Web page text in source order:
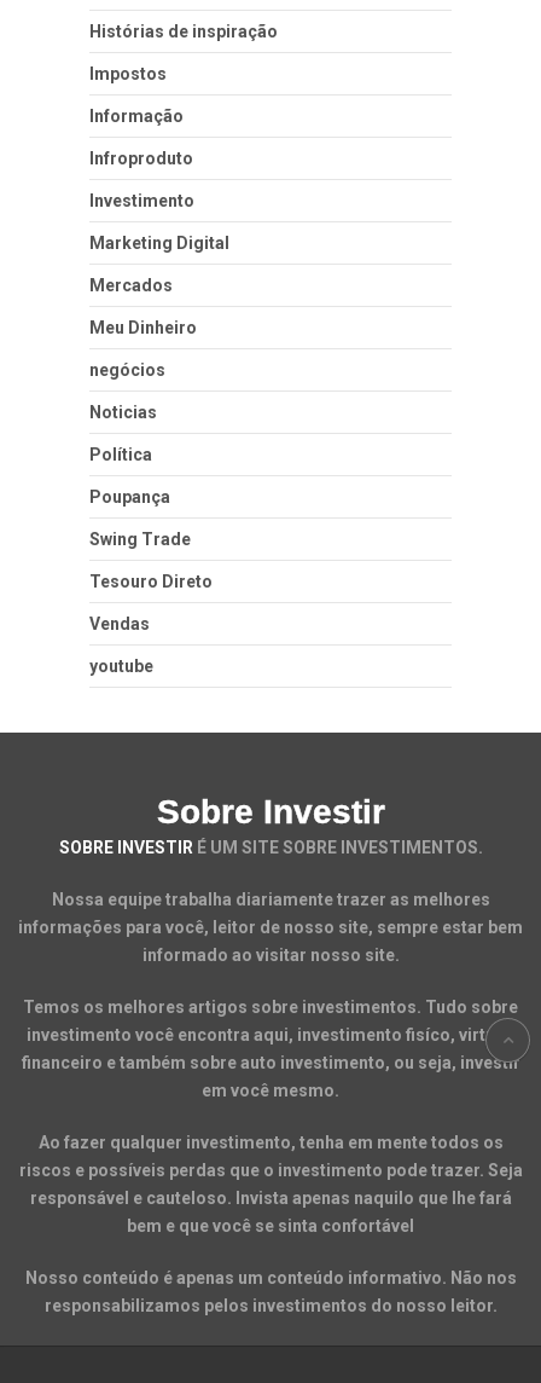
Histórias de inspiração
Impostos
Informação
Infroproduto
Investimento
Marketing Digital
Mercados
Meu Dinheiro
negócios
Noticias
Política
Poupança
Swing Trade
Tesouro Direto
Vendas
youtube
Sobre Investir
SOBRE INVESTIR É UM SITE SOBRE INVESTIMENTOS.
Nossa equipe trabalha diariamente trazer as melhores
informações para você, leitor de nosso site, sempre estar bem
informado ao visitar nosso site.
Temos os melhores artigos sobre investimentos. Tudo sobre
investimento você encontra aqui, investimento fisíco, virtual,
financeiro e também sobre auto investimento, ou seja, investir
em você mesmo.
Ao fazer qualquer investimento, tenha em mente todos os
riscos e possíveis perdas que o investimento pode trazer. Seja
responsável e cauteloso. Invista apenas naquilo que lhe fará
bem e que você se sinta confortável
Nosso conteúdo é apenas um conteúdo informativo. Não nos
responsabilizamos pelos investimentos do nosso leitor.